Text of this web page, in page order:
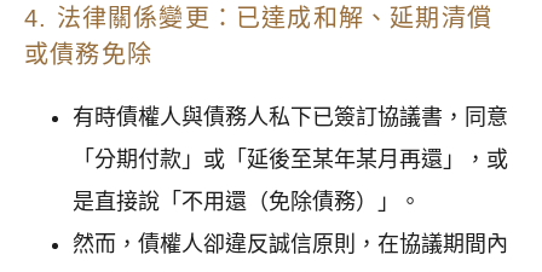
4. 法律關係變更：已達成和解、延期清償
或債務免除
有時債權人與債務人私下已簽訂協議書，同意
「分期付款」或「延後至某年某月再還」，或
是直接說「不用還（免除債務）」。
然而，債權人卻違反誠信原則，在協議期間內